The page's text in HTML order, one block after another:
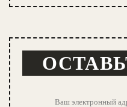
Ваш электронный